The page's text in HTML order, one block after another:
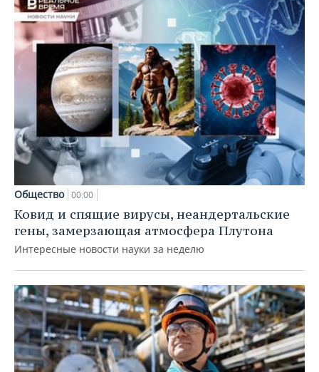
Общество 00:00
Ковид и спящие вирусы, неандертальские
гены, замерзающая атмосфера Плутона
Интересные новости науки за неделю